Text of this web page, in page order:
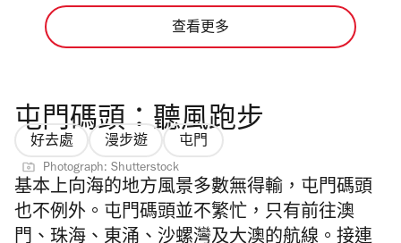
查看更多
屯門碼頭：聽風跑步
好去處 漫步遊 屯門
Photograph: Shutterstock
基本上向海的地方風景多數無得輸，屯門碼頭
也不例外。屯門碼頭並不繁忙，只有前往澳